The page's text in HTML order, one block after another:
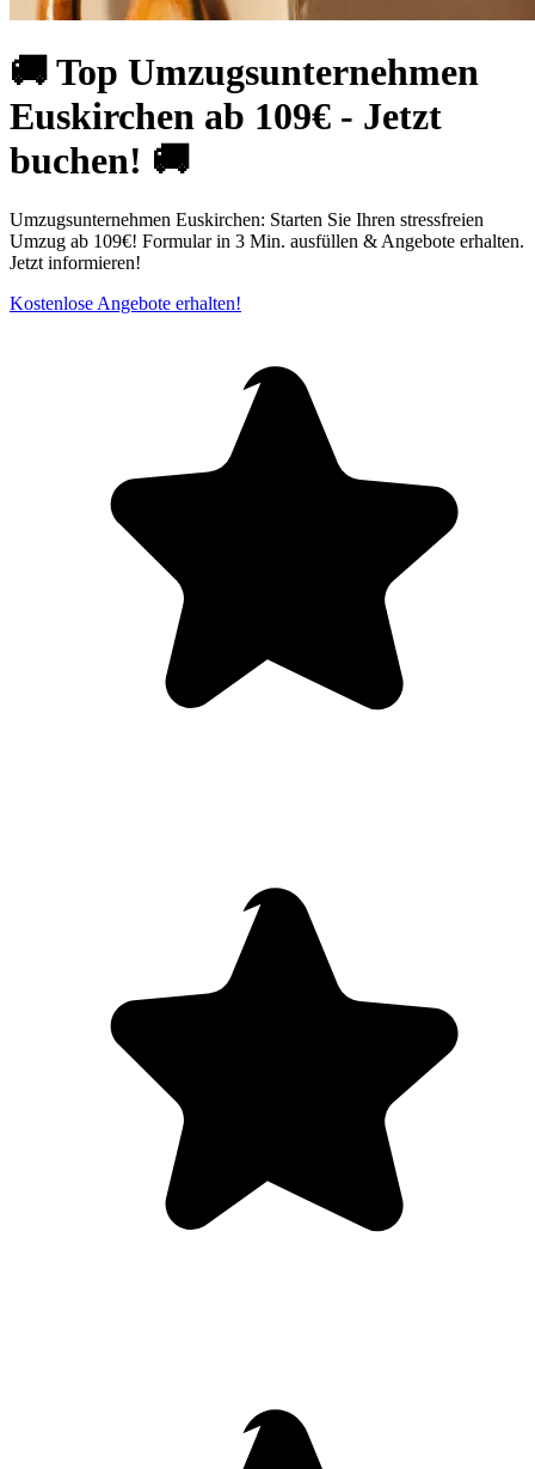
🚚 Top Umzugsunternehmen
Euskirchen ab 109€ - Jetzt
buchen! 🚚
Umzugsunternehmen Euskirchen: Starten Sie Ihren stressfreien
Umzug ab 109€! Formular in 3 Min. ausfüllen & Angebote erhalten.
Jetzt informieren!
Kostenlose Angebote erhalten!